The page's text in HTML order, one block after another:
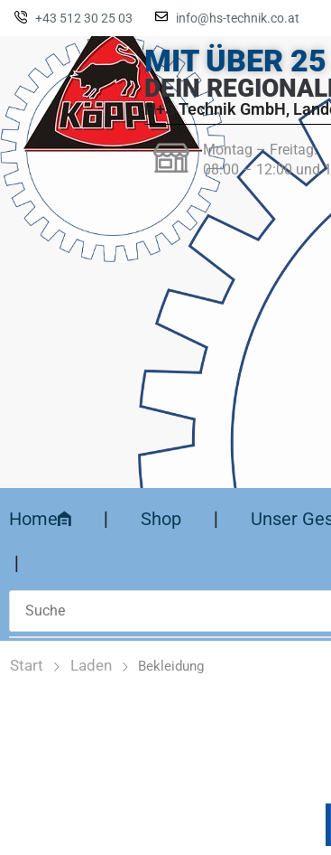
+43 512 30 25 03 info@hs-technik.co.at
MIT ÜBER
DEIN
H+S Technik GmbH,
Montag – Freitag:
08:00 – 12:00 und
Home ❘ Shop ❘ Unser
❘
Start Laden Bekleidung